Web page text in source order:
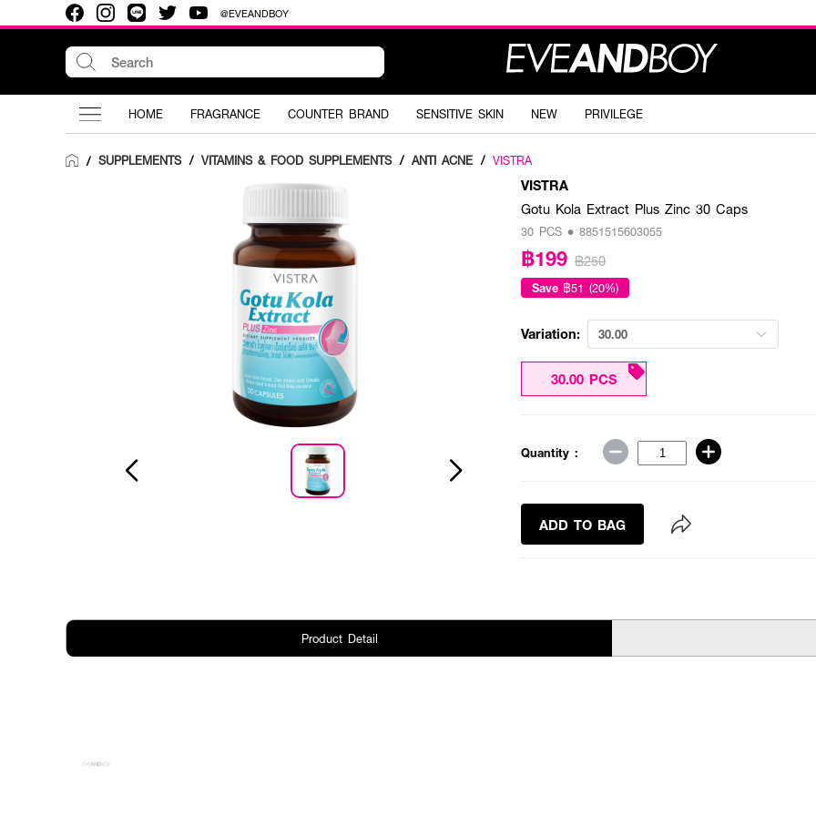
@EVEANDBOY
HOME FRAGRANCE COUNTER BRAND SENSITIVE SKIN NEW PRIVILEGE
/ SUPPLEMENTS / VITAMINS & FOOD SUPPLEMENTS / ANTI ACNE / VISTRA
VISTRA
Gotu Kola Extract Plus Zinc 30 Caps
30 PCS • 8851515603055
฿199 ฿250
Save ฿51 (20%)
Variation: 30.00
30.00 PCS
Quantity :
ADD TO BAG
Product Detail